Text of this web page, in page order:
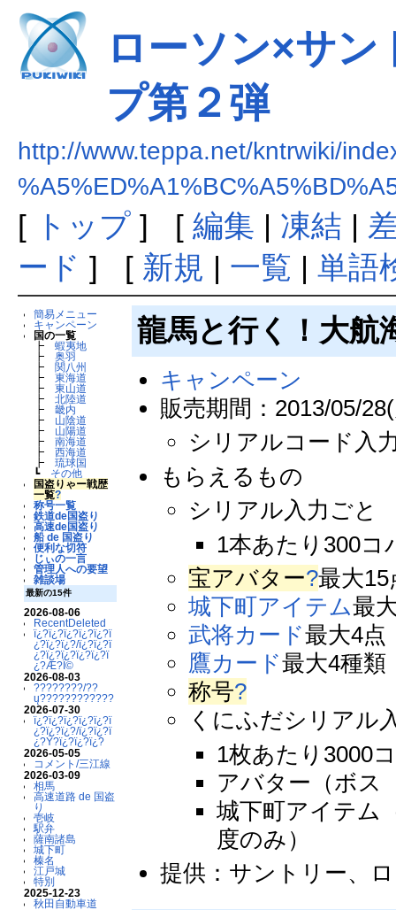
ローソン×サ
プ第２弾
http://www.teppa.net/kntrwiki/
[ トップ] [ 編集 | 凍結 |
ード ] [ 新規 | 一覧 | 単語
簡易メニュー
キャンペーン
国の一覧
┣蝦夷地
┣奥羽
┣ 関八州
┣東海道
┣東山道
┣北陸道
┣畿内
┣ 山陰道
┣ 山陽道
┣南海道
┣西海道
┣琉球国
┗ その他
国盗りゃー戦歴
一覧?
称号一覧
鉄道de国盗り
高速de国盗り
船 de 国盗り
便利な切符
じぃの一言
管理人への要望
雑談場
最新の15件
2026-08-06
RecentDeleted
ï¿?ï¿?ï¿?ï¿?ï¿?ï
¿?ï¿?ï¿?/ï¿?ï¿?ï
¿?ï¿?ï¿?ï¿?ï¿?ï
¿?Æ?Ï©
2026-08-03
????????/??
ų????????????
2026-07-30
ï¿?ï¿?ï¿?ï¿?ï¿?ï
¿?ï¿?ï¿?/ï¿?ï¿?ï
¿?Ý?ï¿?ï¿?ï¿?
2026-05-05
コメント/三江線
2026-03-09
相馬
高速道路 de 国盗
り
壱岐
駅弁
薩南諸島
城下町
榛名
江戸城
特別
2025-12-23
秋田自動車道
龍馬と行く！大航
キャンペーン
販売期間：2013/05/
シリアルコード入
もらえるもの
シリアル入力ごと
1本あたり300コ
宝アバター?最大15
城下町アイテム最
武将カード最大4点
鷹カード最大4種類
称号?
くにふだシリアル
1枚あたり3000
アバター（ボス
城下町アイテム
度のみ）
提供：サントリー、